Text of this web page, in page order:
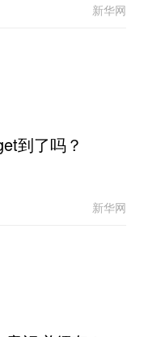
新华网
到了吗？
新华网